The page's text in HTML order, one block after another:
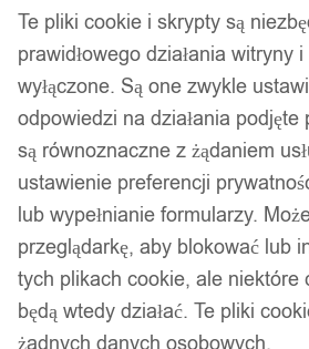
Te pliki cookie i skrypty są
prawidłowego działania witryny
wyłączone. Są one zwykle
odpowiedzi na działania
są równoznaczne z żądaniem
ustawienie preferencji
lub wypełnianie formularzy.
przeglądarkę, aby blokować lub
tych plikach cookie, ale niektóre
będą wtedy działać. Te pliki